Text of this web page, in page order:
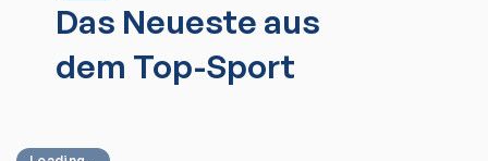
Das Neueste aus
dem Top-Sport